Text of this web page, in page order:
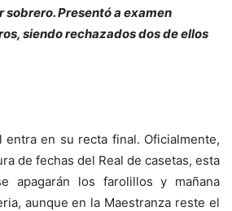
Presentó a examen
siendo rechazados dos de ellos
en su recta final. Oficialmente,
de fechas del Real de casetas, esta
apagarán los farolillos y mañana
aunque en la Maestranza reste el